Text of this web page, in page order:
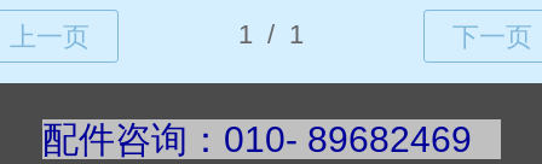
配件咨询：010- 89682469